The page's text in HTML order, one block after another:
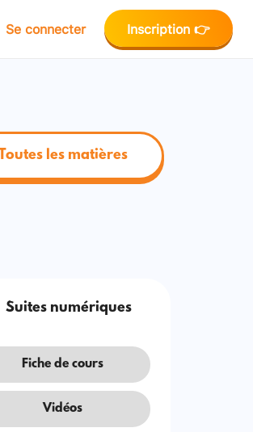
Se connecter Inscription 👉
Toutes les matières
Suites numériques
Fiche de cours
Vidéos